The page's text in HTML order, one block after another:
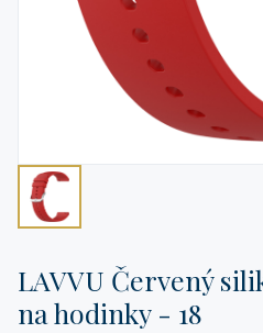
LAVVU Červený
na hodinky - 18